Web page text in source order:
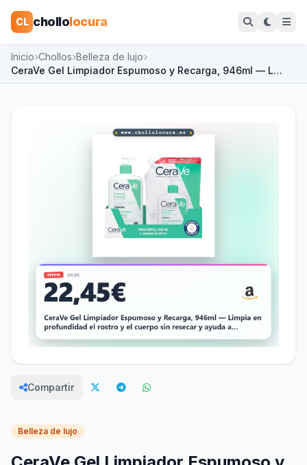
CL chollolocura
Inicio Chollos Belleza de lujo
CeraVe Gel Limpiador Espumoso y Recarga, 946ml — L…
Compartir
Belleza de lujo